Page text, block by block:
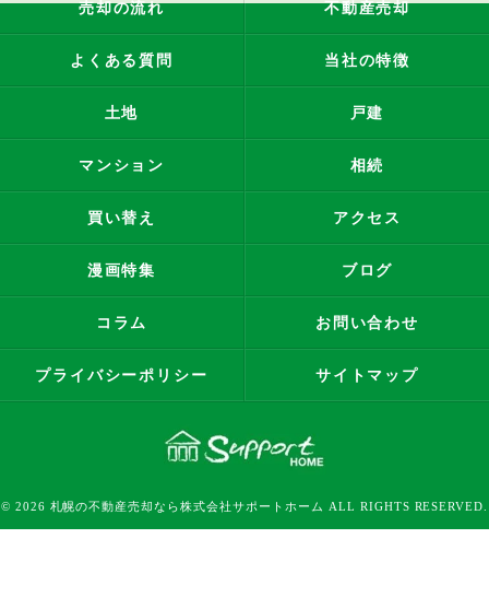
売却の流れ 不動産売却
よくある質問 当社の特徴
土地 戸建
マンション 相続
買い替え アクセス
漫画特集 ブログ
コラム お問い合わせ
プライバシーポリシー サイトマップ
© 2026 札幌の不動産売却なら株式会社サポートホーム ALL RIGHTS RESERVED.